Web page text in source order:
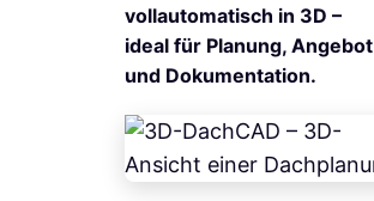
vollautomatisch in 3D –
ideal für Planung, Angebot
und Dokumentation.